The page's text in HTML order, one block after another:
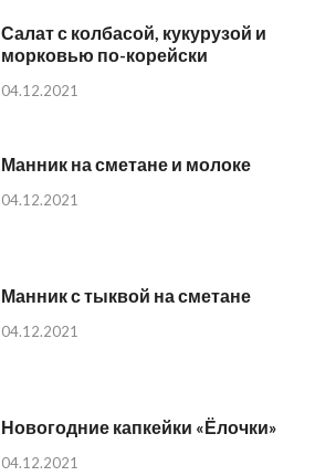
Салат с колбасой, кукурузой и
морковью по-корейски
04.12.2021
Манник на сметане и молоке
04.12.2021
Манник с тыквой на сметане
04.12.2021
Новогодние капкейки «Ёлочки»
04.12.2021